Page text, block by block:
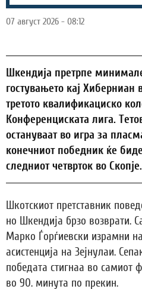
07 август 2026 - 08:12
Шкендија претрпе
гостувањето кај Хиберниан
третото квалификациско
Конференциската лига.
остануваат во игра за
конечниот победник ќе
следниот четврток во Скопје.
Шкотскиот претставник
но Шкендија брзо возврати.
Марко Ѓорѓиевски израмни
асистенција на Зејнулаи.
победата стигнаа во самиот
во 90. минута по прекин.